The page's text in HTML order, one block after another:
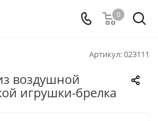
0
Артикул:023111
воздушной
игрушки-брелка